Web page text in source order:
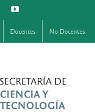
YouTube
Docentes No Docentes